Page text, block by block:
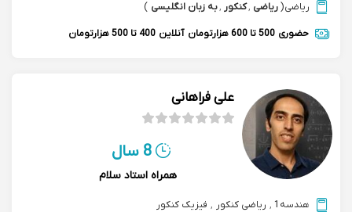
ریاضی(ریاضی ,کنکور ,به زبان انگلیسی )
حضوری 500 تا 600 هزارتومان آنلاین 400 تا 500 هزارتومان
علی فراهانی
8 سال
همراه استاد سلام
هندسه1 , ریاضی کنکور , فیزیک کنکور